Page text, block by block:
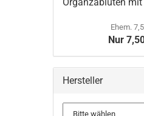
Ehem.
Nur
Hersteller